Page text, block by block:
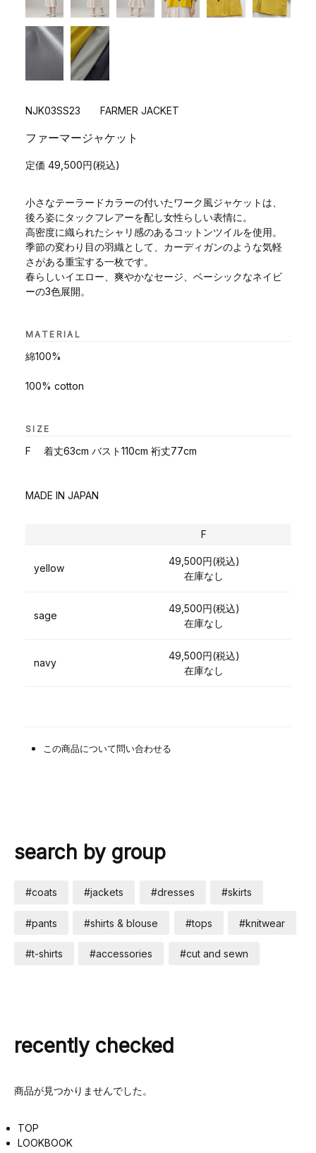
NJK03SS23 FARMER JACKET
ファーマージャケット
定価 49,500円(税込)
小さなテーラードカラーの付いたワーク風ジャケットは、
後ろ姿にタックフレアーを配し女性らしい表情に。
高密度に織られたシャリ感のあるコットンツイルを使用。
季節の変わり目の羽織として、カーディガンのような気軽
さがある重宝する一枚です。
春らしいイエロー、爽やかなセージ、ベーシックなネイビ
ーの3色展開。
MATERIAL
綿100%
100% cotton
SIZE
F 着丈63cm バスト110cm 裄丈77cm
MADE IN JAPAN
F
yellow
49,500円(税込)
在庫なし
sage
49,500円(税込)
在庫なし
navy
49,500円(税込)
在庫なし
この商品について問い合わせる
search by group
#coats #jackets #dresses #skirts
#pants #shirts & blouse #tops #knitwear
#t-shirts #accessories #cut and sewn
recently checked
商品が見つかりませんでした。
TOP
LOOKBOOK